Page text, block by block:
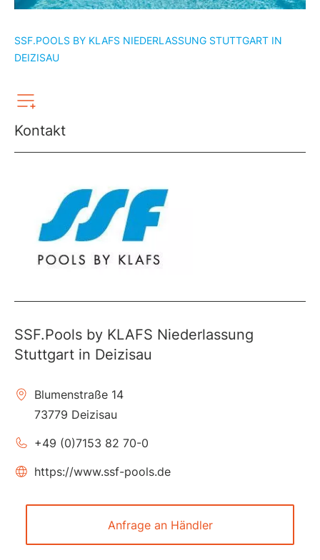
SSF.POOLS BY KLAFS NIEDERLASSUNG STUTTGART IN
DEIZISAU
Kontakt
SSF.Pools by KLAFS Niederlassung
Stuttgart in Deizisau
Blumenstraße 14
73779 Deizisau
+49 (0)7153 82 70-0
https://www.ssf-pools.de
Anfrage an Händler